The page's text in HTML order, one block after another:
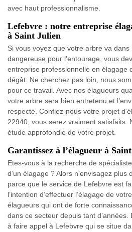
avec haut professionnalisme.
Lefebvre : notre entreprise
à Saint Julien
Si vous voyez que votre arbre va
dangereuse pour l’entourage, vous
entreprise professionnelle en élagage
dégât. Ne cherchez pas loin, nous
pour ce travail. Avec nos élagueurs
votre arbre sera bien entretenu et
respecté. Confiez-nous votre projet
22940, vous serez vraiment satisfaits.
étude approfondie de votre projet.
Garantissez à l’élagueur à
Etes-vous à la recherche de
d’un élagage ? Alors n’envisagez plus
parce que le service de Lefebvre est
l’intention d’effectuer l’élagage de
élagueurs qui ont de forte
dans ce secteur depuis tant d’années.
à faire appel à Lefebvre qui se situe